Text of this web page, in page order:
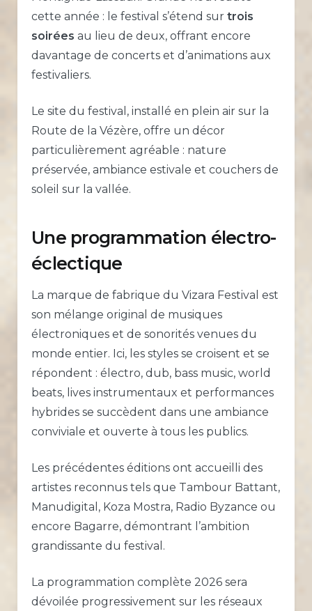
cette année : le festival s’étend sur trois
soirées au lieu de deux, offrant encore
davantage de concerts et d’animations aux
festivaliers.
Le site du festival, installé en plein air sur la
Route de la Vézère, offre un décor
particulièrement agréable : nature
préservée, ambiance estivale et couchers de
soleil sur la vallée.
Une programmation électro-
éclectique
La marque de fabrique du Vizara Festival est
son mélange original de musiques
électroniques et de sonorités venues du
monde entier. Ici, les styles se croisent et se
répondent : électro, dub, bass music, world
beats, lives instrumentaux et performances
hybrides se succèdent dans une ambiance
conviviale et ouverte à tous les publics.
Les précédentes éditions ont accueilli des
artistes reconnus tels que Tambour Battant,
Manudigital, Koza Mostra, Radio Byzance ou
encore Bagarre, démontrant l’ambition
grandissante du festival.
La programmation complète 2026 sera
dévoilée progressivement sur les réseaux